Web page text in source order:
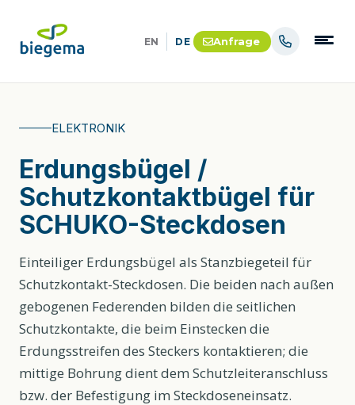
EN DE Anfrage
ELEKTRONIK
Erdungsbügel /
Schutzkontaktbügel für
SCHUKO-Steckdosen
Einteiliger Erdungsbügel als Stanzbiegeteil für
Schutzkontakt-Steckdosen. Die beiden nach außen
gebogenen Federenden bilden die seitlichen
Schutzkontakte, die beim Einstecken die
Erdungsstreifen des Steckers kontaktieren; die
mittige Bohrung dient dem Schutzleiteranschluss
bzw. der Befestigung im Steckdoseneinsatz.